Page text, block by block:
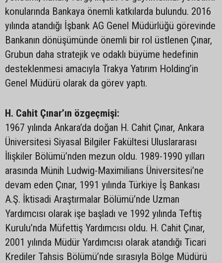
konularında Bankaya önemli katkılarda bulundu. 2016
yılında atandığı İşbank AG Genel Müdürlüğü görevinde
Bankanın dönüşümünde önemli bir rol üstlenen Çınar,
Grubun daha stratejik ve odaklı büyüme hedefinin
desteklenmesi amacıyla Trakya Yatırım Holding’in
Genel Müdürü olarak da görev yaptı.
H. Cahit Çınar’ın özgeçmişi:
1967 yılında Ankara’da doğan H. Cahit Çınar, Ankara
Üniversitesi Siyasal Bilgiler Fakültesi Uluslararası
İlişkiler Bölümü’nden mezun oldu. 1989-1990 yılları
arasında Münih Ludwig-Maximilians Üniversitesi’ne
devam eden Çınar, 1991 yılında Türkiye İş Bankası
A.Ş. İktisadi Araştırmalar Bölümü’nde Uzman
Yardımcısı olarak işe başladı ve 1992 yılında Teftiş
Kurulu’nda Müfettiş Yardımcısı oldu. H. Cahit Çınar,
2001 yılında Müdür Yardımcısı olarak atandığı Ticari
Krediler Tahsis Bölümü’nde sırasıyla Bölge Müdürü